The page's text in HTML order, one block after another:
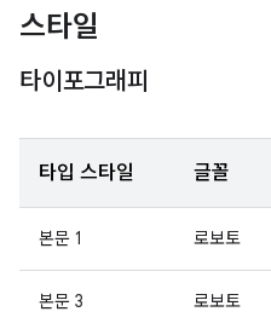
스타일
타이포그래피
타입 스타일 글꼴
본문 1 로보토
본문 3 로보토